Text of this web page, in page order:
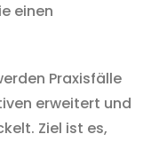
einen
Praxisfälle
erweitert und
Ziel ist es,